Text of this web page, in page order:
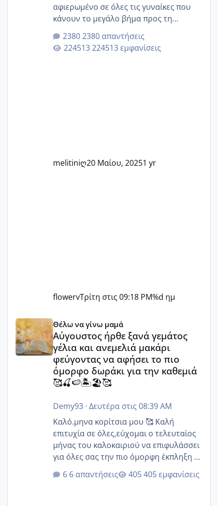
αφιερωμένο σε όλες τις γυναίκες που
κάνουν το μεγάλο βήμα προς τη
μητρότητα μέσω εξωσωματικής το 2025.
Εδώ θα μοιραστούμε αγωνίες, χαρές,
εμπειρίες και κάθε μικρή ή μεγάλη
2380 απαντήσεις
224513 εμφανίσεις
melitiniღ20 Μαίου, 20251 yr
flowervΤρίτη στις 09:18 PM%d ημ
Αύγουστος ήρθε ξανά γεμάτος γέλια και ανεμελιά
Θέλω να γίνω μαμά
Αύγουστος ήρθε ξανά γεμάτος
γέλια και ανεμελιά μακάρι
φεύγοντας να αφήσει το πιο
όμορφο δωράκι για την καθεμιά
🥰🍒🍉🏝️🏖️🥰
Demy93· Δευτέρα στις 08:39 AM
Καλό.μηνα κορίτσια μου 🥰 Καλή
επιτυχία σε όλες,εύχομαι ο τελευταίος
μήνας του καλοκαιριού να επιφυλάσσει
για όλες σας την πιο όμορφη έκπληξη 🧿
@Elk @Melikara86 @Παρασκευαιδου
@Zenia z @melitiniღ @Christi.D.
6 απαντήσεις 405 εμφανίσεις